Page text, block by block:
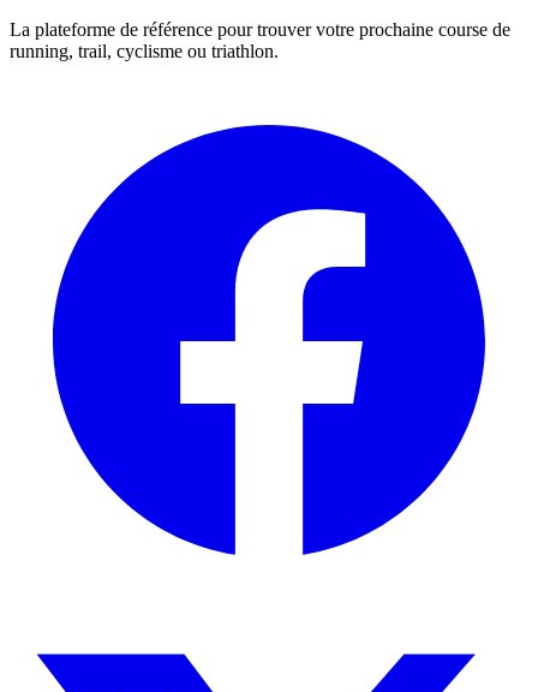
La plateforme de référence pour trouver votre prochaine course de
running, trail, cyclisme ou triathlon.